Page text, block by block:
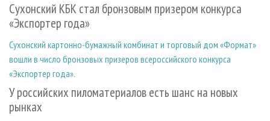
Сухонский КБК стал бронзовым призером конкурса
«Экспортер года»
Сухонский картонно-бумажный комбинат и торговый дом «Формат»
вошли в число бронзовых призеров всероссийского конкурса
«Экспортер года».
У российских пиломатериалов есть шанс на новых
рынках